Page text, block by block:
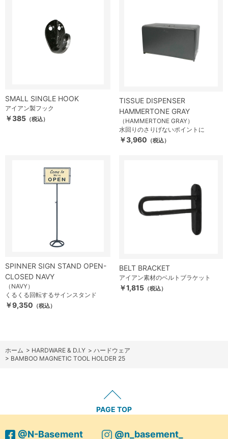
SMALL SINGLE HOOK
アイアン製フック
￥385 （税込）
TISSUE DISPENSER
HAMMERTONE GRAY
（HAMMERTONE GRAY）
水回りのさりげないポイントに
￥3,960 （税込）
SPINNER SIGN STAND OPEN-
CLOSED NAVY
（NAVY）
くるくる回転するサインスタンド
￥9,350 （税込）
BELT BRACKET
アイアン素材のベルトブラケット
￥1,815 （税込）
ホーム > HARDWARE & D.I.Y > ハードウェア
> BAMBOO MAGNETIC TOOL HOLDER 25
PAGE TOP
@N-Basement @n_basement_